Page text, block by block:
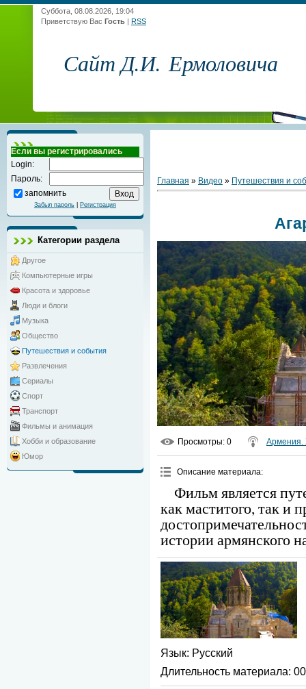
Суббота, 08.08.2026, 19:04
Приветствую Вас Гость | RSS
Сайт Д.И. Ермоловича
Если вы регистрировались
Login:
Пароль:
запомнить
Забыл пароль Регистрация
Категории раздела
Другое
Компьютерные игры
Красота и здоровье
Люди и блоги
Музыка
Общество
Путешествия и события
Развлечения
Сериалы
Спорт
Транспорт
Фильмы и анимация
Хобби и образование
Юмор
Главная » Видео » Путешествия и
Просмотры: 0 Армения.
Описание материала:
Фильм является
как маститого, так и
истории армянского
Язык: Русский
Длительность материала: